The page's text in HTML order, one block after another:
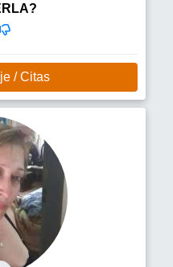
quiénes compartir salidas
Y también estoy
/ Citas